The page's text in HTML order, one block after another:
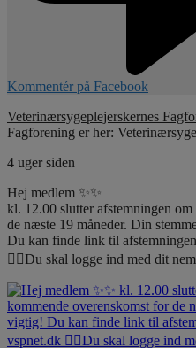
Kommentér på Facebook
Veterinærsygeplejerskernes
Fagforening er her:
4 uger siden
Hej medlem ✨✨
kl. 12.00 slutter afstemningen
de næste 19 måneder. Din
Du kan finde link til
☝🏼Du skal logge ind med dit